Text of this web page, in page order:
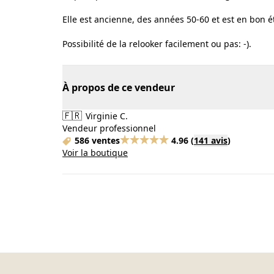
Elle est ancienne, des années 50-60 et est en bon
Possibilité de la relooker facilement ou pas: -).
À propos de ce vendeur
🇫🇷 Virginie C.
Vendeur professionnel
586 ventes
4.96 (141 avis)
Voir la boutique